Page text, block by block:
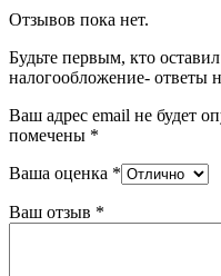
Отзывов пока нет.
Будьте первым, кто
налогообложение- ответы
Ваш адрес email не будет
помечены *
Ваша оценка *
Ваш отзыв *